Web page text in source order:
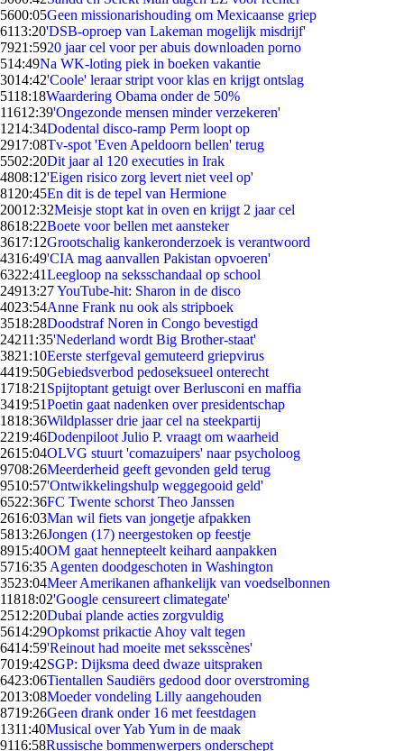
5600:05Geen missionarishouding om Mexicaanse griep
6113:20'DSB-oproep van Lakeman mogelijk misdrijf'
7921:5920 jaar cel voor per abuis downloaden porno
514:49Na WK-loting piek in boeken vakantie
3014:42'Coole' leraar stript voor klas en krijgt ontslag
5118:18Waardering Obama onder de 50%
11612:39'Ongezonde mensen minder verzekeren'
1214:34Dodental disco-ramp Perm loopt op
2917:08Tv-spot 'Even Apeldoorn bellen' terug
5502:20Dit jaar al 120 executies in Irak
4808:12'Eigen risico zorg levert niet veel op'
81 20:45En dit is de tepel van Hermione
20012:32Meisje stopt kat in oven en krijgt 2 jaar cel
8618:22Boete voor bellen met aansteker
3617:12Grootschalig kankeronderzoek is verantwoord
4316:49'CIA mag aanvallen Pakistan opvoeren'
6322:41Leegloop na seksschandaal op school
24913:27YouTube-hit: Sharon in de disco
4023:54Anne Frank nu ook als stripboek
3518:28Doodstraf Noren in Congo bevestigd
24211:35'Nederland wordt Big Brother-staat'
3821:10Eerste sterfgeval gemuteerd griepvirus
4419:50Gebiedsverbod pedoseksueel onterecht
1718:21 Spijtoptant getuigt over Berlusconi en maffia
3419:51Poetin gaat nadenken over presidentschap
1818:36Wildplasser drie jaar cel na steekpartij
2219:46Dodenpiloot Julio P. vraagt om waarheid
2615:04OLVG stuurt 'comazuipers' naar psycholoog
9708:26Meerderheid geeft gevonden geld terug
9510:57'Ontwikkelingshulp weggegooid geld'
6522:36FC Twente schorst Theo Janssen
2616:03Man wil fiets van jongetje afpakken
5813:26Jongen (17) neergestoken op feestje
8915:40OM gaat hennepteelt keihard aanpakken
5716:35 Agenten doodgeschoten in Washington
3523:04Meer Amerikanen afhankelijk van voedselbonnen
11818:02'Google censureert climategate'
2512:20Dubai plande acties zorgvuldig
5614:29Opkomst prikactie Ahoy valt tegen
6414:59'Reinout had moeite met seksscènes'
7019:42SGP: Dijksma deed dwaze uitspraken
6423:06Tientallen Saudiërs gedood door overstroming
2013:08Moeder vondeling Lilly aangehouden
8719:26Geen drank onder 16 met feestdagen
1311:40Musical over Yab Yum in de maak
9116:58Russische bommenwerpers onderschept